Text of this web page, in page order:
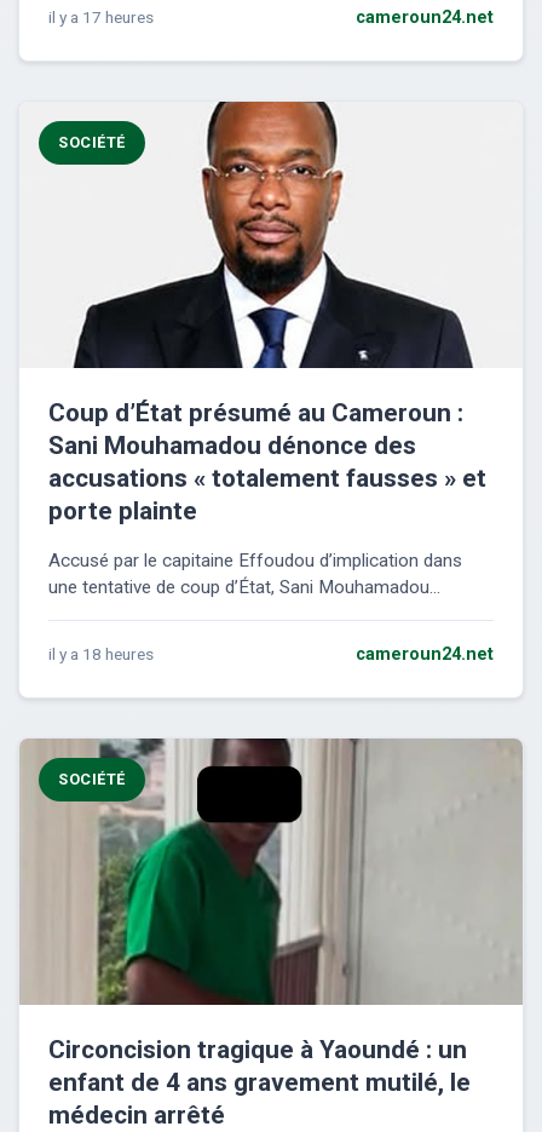
il y a 17 heures cameroun24.net
SOCIÉTÉ
Coup d’État présumé au Cameroun :
Sani Mouhamadou dénonce des
accusations « totalement fausses » et
porte plainte
Accusé par le capitaine Effoudou d’implication dans
une tentative de coup d’État, Sani Mouhamadou...
il y a 18 heures cameroun24.net
SOCIÉTÉ
Circoncision tragique à Yaoundé : un
enfant de 4 ans gravement mutilé, le
médecin arrêté